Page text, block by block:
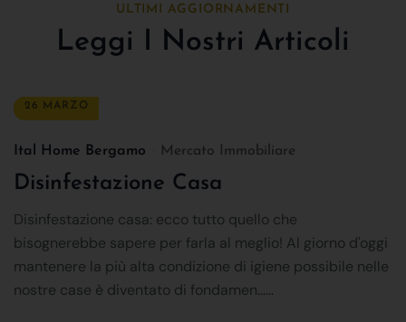
ULTIMI AGGIORNAMENTI
Leggi I Nostri Articoli
26 MARZO
Ital Home Bergamo Mercato Immobiliare
Disinfestazione Casa
Disinfestazione casa: ecco tutto quello che
bisognerebbe sapere per farla al meglio! Al giorno d'oggi
mantenere la più alta condizione di igiene possibile nelle
nostre case è diventato di fondamen......